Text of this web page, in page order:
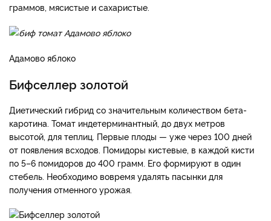
граммов, мясистые и сахаристые.
Адамово яблоко
Бифселлер золотой
Диетический гибрид со значительным количеством бета-
каротина. Томат индетерминантный, до двух метров
высотой, для теплиц. Первые плоды — уже через 100 дней
от появления всходов. Помидоры кистевые, в каждой кисти
по 5–6 помидоров до 400 грамм. Его формируют в один
стебель. Необходимо вовремя удалять пасынки для
получения отменного урожая.